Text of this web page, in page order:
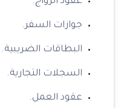
جوازات السفر.
البطاقات الضريبية.
السجلات التجارية.
عقود العمل.